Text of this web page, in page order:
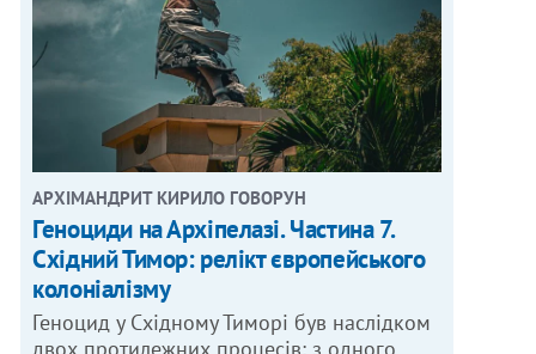
АРХІМАНДРИТ КИРИЛО ГОВОРУН
Геноциди на Архіпелазі. Частина 7.
Східний Тимор: релікт європейського
колоніалізму
Геноцид у Східному Тиморі був наслідком
двох протилежних процесів: з одного